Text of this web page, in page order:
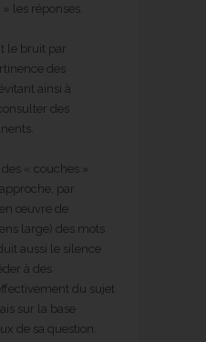
les réponses.
le bruit par
des
ainsi à
des
des « couches »
par
œuvre de
large) des mots
aussi le silence
à des
du sujet
sur la base
de sa question.